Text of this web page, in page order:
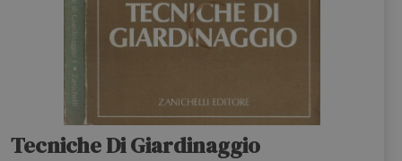
Tecniche Di Giardinaggio